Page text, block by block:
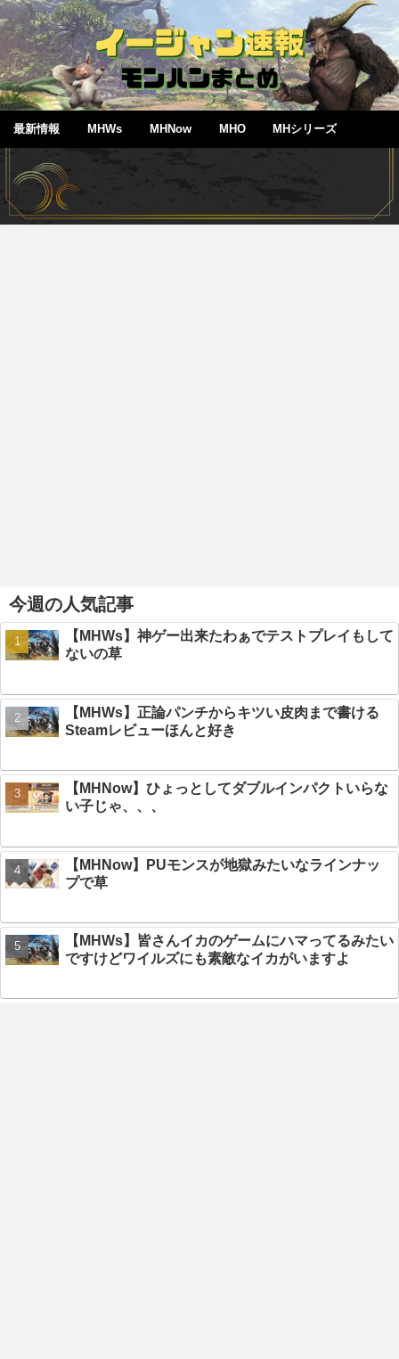
最新情報 MHWs MHNow MHO MHシリーズ
今週の人気記事
【MHWs】神ゲー出来たわぁでテストプレイもして
ないの草
【MHWs】正論パンチからキツい皮肉まで書ける
Steamレビューほんと好き
【MHNow】ひょっとしてダブルインパクトいらな
い子じゃ、、、
【MHNow】PUモンスが地獄みたいなラインナッ
プで草
【MHWs】皆さんイカのゲームにハマってるみたい
ですけどワイルズにも素敵なイカがいますよ